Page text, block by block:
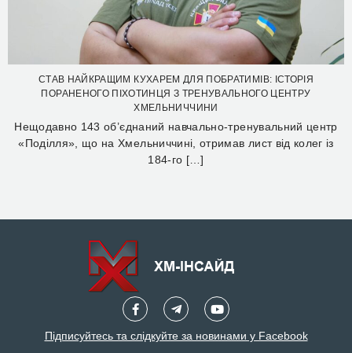
СТАВ НАЙКРАЩИМ КУХАРЕМ ДЛЯ ПОБРАТИМІВ: ІСТОРІЯ
ПОРАНЕНОГО ПІХОТИНЦЯ З ТРЕНУВАЛЬНОГО ЦЕНТРУ
ХМЕЛЬНИЧЧИНИ
Нещодавно 143 об’єднаний навчально-тренувальний центр
«Поділля», що на Хмельниччині, отримав лист від колег із
184-го […]
Підписуйтесь та слідкуйте за новинами у Facebook